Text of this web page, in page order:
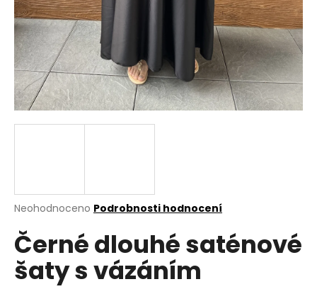
Průměrné
produktu
je
0,0
z
Neohodnoceno Podrobnosti hodnocení
Černé dlouhé saténové
šaty s vázáním
a
j
í
t
?
D
o
p
o